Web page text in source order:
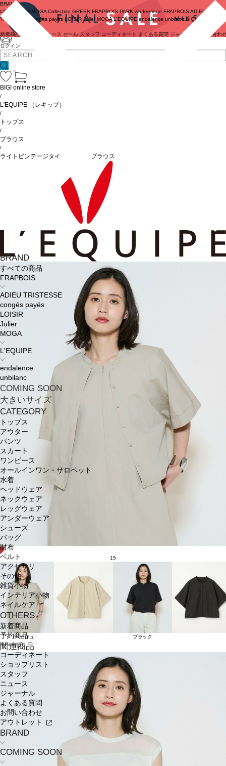
ログイン
BRAND
COUTURIER MOGA Collection GREEN FRAPBOIS PARK wb feerique FRAPBOIS ADIEU
TRISTESSE
congés payés LOISIR Julier MOGA L'EQUIPE endalence unbilanc BIGI online store
新着商品 ニュース セール スタッフ コーディネート よくある質問 ジャーナル お問い合わ
BRAND
すべての商品
FRAPBOIS
ADIEU TRISTESSE
congés payés
LOISIR
Julier
MOGA
L'EQUIPE
endalence
unbilanc
COMING SOON
大きいサイズ
CATEGORY
トップス
アウター
パンツ
スカート
ワンピース
オールインワン・サロペット
水着
ヘッドウェア
ネックウェア
レッグウェア
アンダーウェア
シューズ
バッグ
財布
ベルト
アクセサリ
その他
雑貨小物
インテリア小物
ネイルケア
OTHERS
新着商品
予約商品
セール
コーディネート
ショップリスト
スタッフ
ニュース
ジャーナル
よくある質問
お問い合わせ
アウトレット
BRAND
COMING SOON
BIGI online store
/
L'EQUIPE （レキップ）
/
トップス
/
ブラウス
/
ライトビンテージタイプライターブラウス
15
ベージュ ブラック
関連商品